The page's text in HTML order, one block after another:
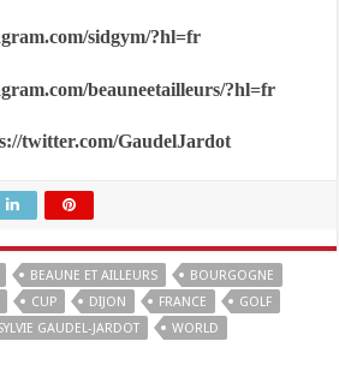
sidgym/?hl=fr
beauneetailleurs/?hl=fr
twitter.com/GaudelJardot
BEAUNE ET AILLEURS
BOURGOGNE
CUP DIJON FRANCE
GOLF
GAUDEL-JARDOT WORLD